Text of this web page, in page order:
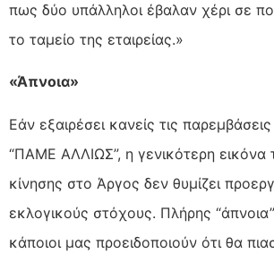
πως δύο υπάλληλοι έβαλαν χέρι σε
το ταμείο της εταιρείας.»
«Άπνοια»
Εάν εξαιρέσει κανείς τις
“ΠΑΜΕ ΑΛΛΙΩΣ”, η γενικότερη εικόνα
κίνησης στο Άργος δεν θυμίζει
εκλογικούς στόχους. Πλήρης
κάποιοι μας προειδοποιούν ότι θα